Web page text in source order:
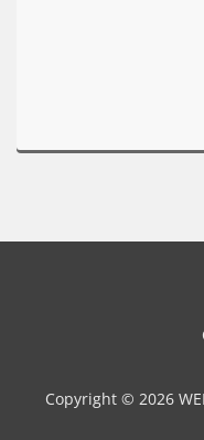
Copyright © 2026